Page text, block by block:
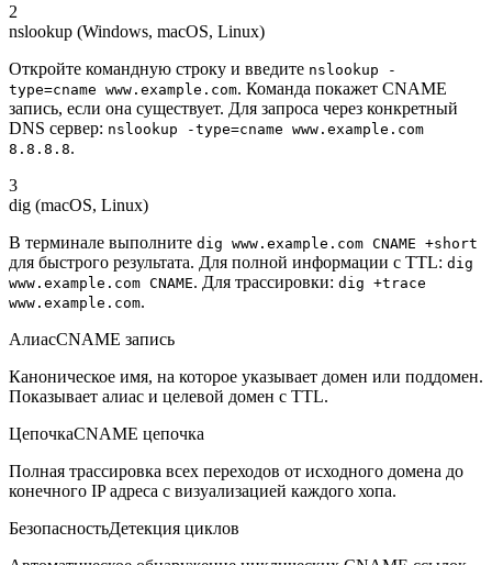
2
nslookup (Windows, macOS, Linux)
Откройте командную строку и введите nslookup -
type=cname www.example.com. Команда покажет CNAME
запись, если она существует. Для запроса через конкретный
DNS сервер: nslookup -type=cname www.example.com
8.8.8.8.
3
dig (macOS, Linux)
В терминале выполните dig www.example.com CNAME +short
для быстрого результата. Для полной информации с TTL: dig
www.example.com CNAME. Для трассировки: dig +trace
www.example.com.
АлиасCNAME запись
Каноническое имя, на которое указывает домен или поддомен.
Показывает алиас и целевой домен с TTL.
ЦепочкаCNAME цепочка
Полная трассировка всех переходов от исходного домена до
конечного IP адреса с визуализацией каждого хопа.
БезопасностьДетекция циклов